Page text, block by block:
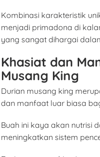
Kombinasi karakteristik
menjadi primadona di
yang sangat dihargai
Khasiat dan
Musang King
Durian musang king
dan manfaat luar biasa
Buah ini kaya akan nutrisi
meningkatkan sistem